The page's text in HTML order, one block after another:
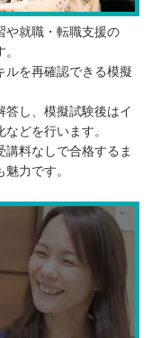
や就職・転職支援の
ルを再確認できる模擬
答し、模擬試験後はイ
どを行います。
料なしで合格するま
力です。